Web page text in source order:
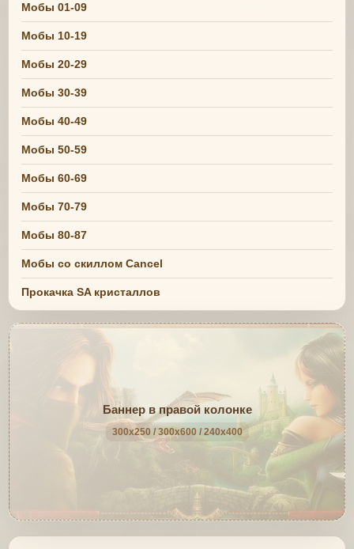
Мобы 01-09
Мобы 10-19
Мобы 20-29
Мобы 30-39
Мобы 40-49
Мобы 50-59
Мобы 60-69
Мобы 70-79
Мобы 80-87
Мобы со скиллом Cancel
Прокачка SA кристаллов
Баннер в правой колонке
300x250 / 300x600 / 240x400